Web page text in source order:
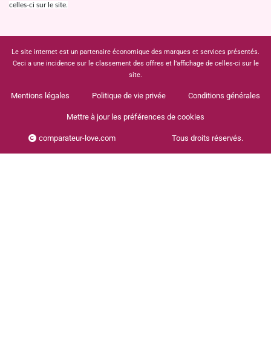
celles-ci sur le site.
Le site internet est un partenaire économique des marques et services présentés.
Ceci a une incidence sur le classement des offres et l’affichage de celles-ci sur le
site.
Mentions légales Politique de vie privée Conditions générales
Mettre à jour les préférences de cookies
comparateur-love.com Tous droits réservés.